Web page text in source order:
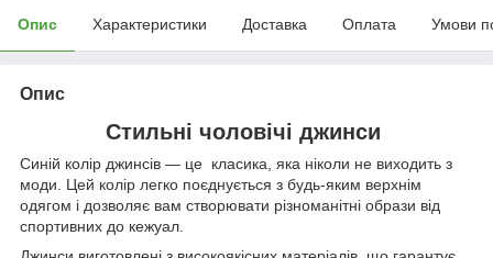
Опис Характеристики Доставка Оплата Умови
Опис
Стильні чоловічі джинси
Синій колір джинсів — це класика, яка ніколи не виходить з
моди. Цей колір легко поєднується з будь-яким верхнім
одягом і дозволяє вам створювати різноманітні образи від
спортивних до кежуал.